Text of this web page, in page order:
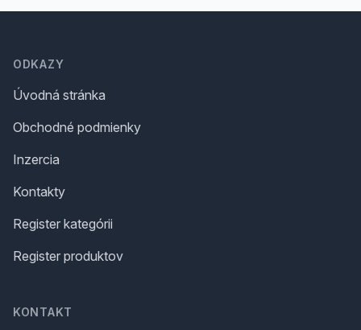
ODKAZY
Úvodná stránka
Obchodné podmienky
Inzercia
Kontakty
Register kategórii
Register produktov
KONTAKT